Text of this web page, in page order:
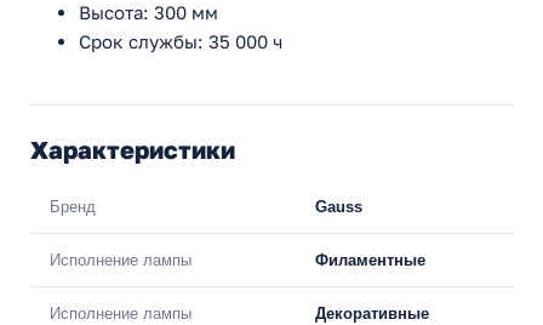
Высота: 300 мм
Срок службы: 35 000 ч
Характеристики
Бренд Gauss
Исполнение лампы Филаментные
Исполнение лампы Декоративные